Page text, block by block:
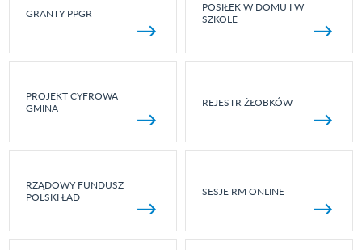
GRANTY PPGR
POSIŁEK W DOMU I W
SZKOLE
PROJEKT CYFROWA
GMINA
REJESTR ŻŁOBKÓW
RZĄDOWY FUNDUSZ
POLSKI ŁAD
SESJE RM ONLINE